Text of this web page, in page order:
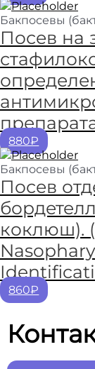
Бакпосевы
Посев на
880₽
Бакпосевы
Посев
коклюш).
860₽